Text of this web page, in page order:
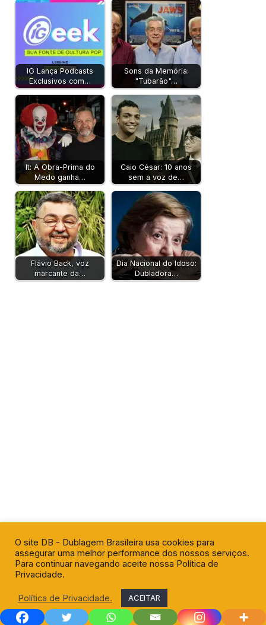
IG Lança Podcasts
Exclusivos com…
Sons da Memória:
"Tubarão"…
It: A Obra-Prima do
Medo ganha…
Caio César: 10 anos
sem a voz de…
Flávio Back, voz
marcante da…
Dia Nacional do Idoso:
Dubladora…
O site DB - Dublagem Brasileira usa cookies para
assegurar uma melhor performance dos nossos serviços.
Para continuar navegando aceite nossa Política de
Privacidade.
Política de Privacidade. ACEITAR